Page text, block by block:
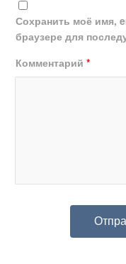
Сохранить моё имя,
браузере для
Комментарий*